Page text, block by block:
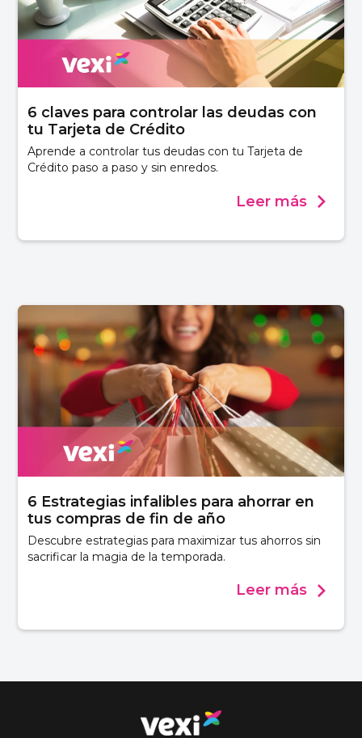
6 claves para controlar las deudas con
tu Tarjeta de Crédito
Aprende a controlar tus deudas con tu Tarjeta de
Crédito paso a paso y sin enredos.
Leer más
6 Estrategias infalibles para ahorrar en
tus compras de fin de año
Descubre estrategias para maximizar tus ahorros sin
sacrificar la magia de la temporada.
Leer más